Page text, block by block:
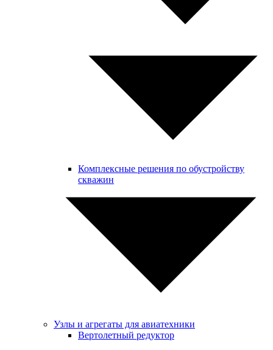
Комплексные решения по обустройству
скважин
Узлы и агрегаты для авиатехники
Вертолетный редуктор